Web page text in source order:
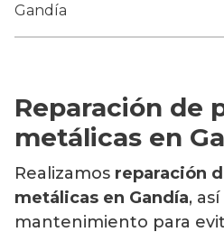
Gandía
Reparación de
metálicas en
Realizamos reparación
metálicas en Gandía,
mantenimiento para